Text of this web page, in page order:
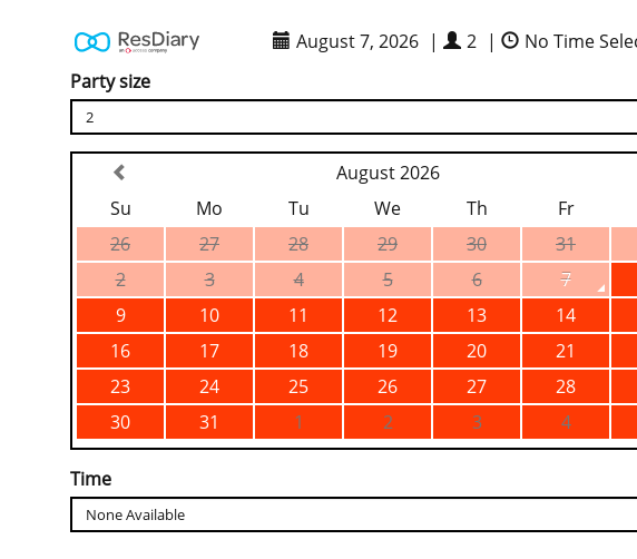
August 7, 2026 | 2 |
No Time
Party size
2
August 2026
Su
Mo Tu We Th
Fr
26
27 28 29 30
31
2
3 4 5 6
7
9
10 11 12 13
14
16
17 18 19 20
21
23
24 25 26 27
28
30
31 1 2 3 4
Time
None Available